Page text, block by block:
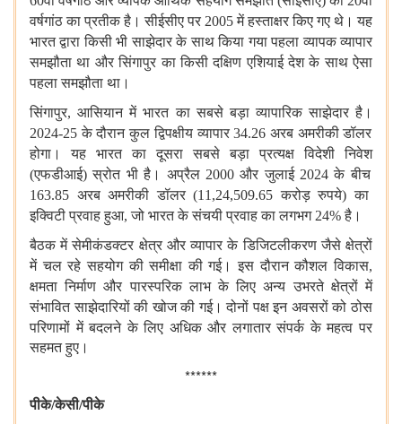
वर्षगांठ का प्रतीक है। सीईसीए पर 2005में हस्ताक्षर किए गए थे। यह
भारत द्वारा किसी भी साझेदार के साथ किया गया पहला व्यापक व्यापार
समझौता था और सिंगापुर का किसी दक्षिण एशियाई देश के साथ ऐसा
पहला समझौता था।
सिंगापुर,आसियान में भारत का सबसे बड़ा व्यापारिक साझेदार है।
2024-25के दौरान कुल द्विपक्षीय व्यापार34.26 अरब अमरीकी डॉलर
होगा।
यह भारत का दूसरा सबसे बड़ा प्रत्यक्ष विदेशी
निवेश
(एफडीआई)स्रोत भी है। अप्रैल2000और जुलाई2024के बीच
163.85 अरब अमरीकी डॉलर(11,24,509.65करोड़ रुपये)का
इक्विटी प्रवाह हुआ,जो भारत के संचयी प्रवाह का लगभग24%है।
बैठक में सेमीकंडक्टर क्षेत्र और व्यापार के डिजिटलीकरण जैसे क्षेत्रों
में चल रहे सहयोग की समीक्षा की गई। इस दौरान कौशल विकास,
क्षमता निर्माण और पारस्परिक लाभ के लिए अन्य उभरते क्षेत्रों में
संभावित साझेदारियों की खोज की गई। दोनों पक्ष इन अवसरों को ठोस
परिणामों में बदलने के लिए अधिक और लगातार संपर्क के महत्व पर
सहमत हुए।
******
पीके/केसी/पीके